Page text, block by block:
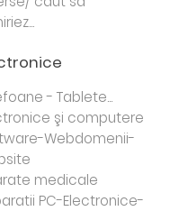
- Tablete...
şi computere
Webdomenii-
medicale
PC-Electronice-